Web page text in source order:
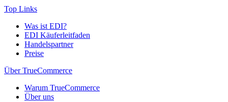
Top Links
Was ist EDI?
EDI Käuferleitfaden
Handelspartner
Preise
Über TrueCommerce
Warum TrueCommerce
Über uns